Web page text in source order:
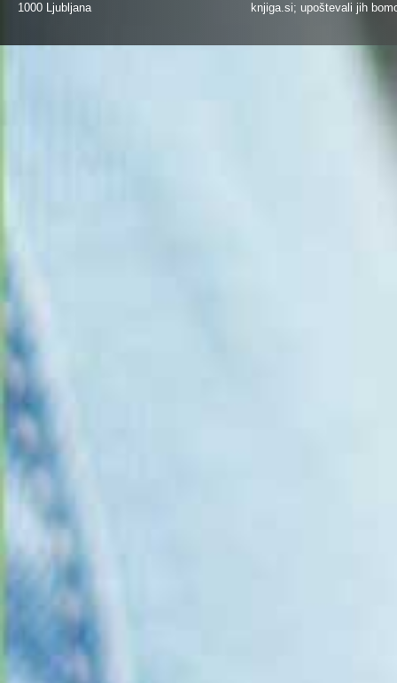
1000 Ljubljana
knjiga.si; upoštevali jih